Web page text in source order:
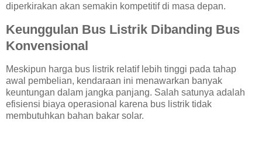
diperkirakan akan semakin kompetitif di masa depan.
Keunggulan Bus Listrik Dibanding Bus
Konvensional
Meskipun harga bus listrik relatif lebih tinggi pada tahap
awal pembelian, kendaraan ini menawarkan banyak
keuntungan dalam jangka panjang. Salah satunya adalah
efisiensi biaya operasional karena bus listrik tidak
membutuhkan bahan bakar solar.